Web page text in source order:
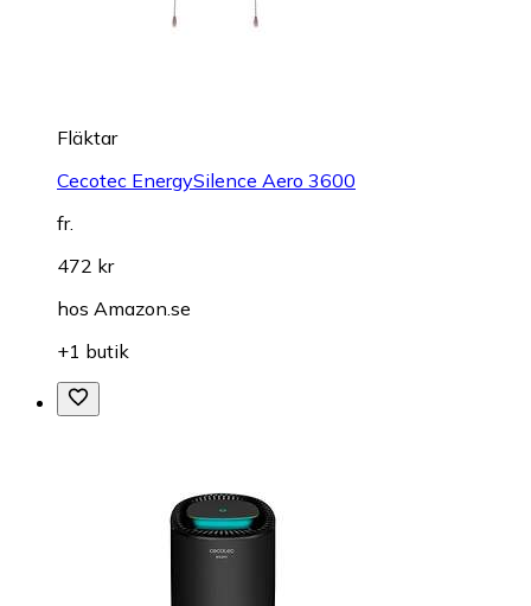
Fläktar
Cecotec EnergySilence Aero 3600
fr.
472 kr
hos Amazon.se
+1 butik